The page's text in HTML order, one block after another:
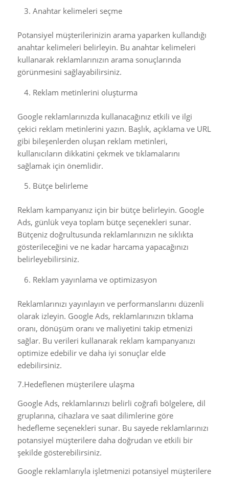
Anahtar kelimeleri seçme
Potansiyel müşterilerinizin arama yaparken kullandığı
anahtar kelimeleri belirleyin. Bu anahtar kelimeleri
kullanarak reklamlarınızın arama sonuçlarında
görünmesini sağlayabilirsiniz.
Reklam metinlerini oluşturma
Google reklamlarınızda kullanacağınız etkili ve ilgi
çekici reklam metinlerini yazın. Başlık, açıklama ve URL
gibi bileşenlerden oluşan reklam metinleri,
kullanıcıların dikkatini çekmek ve tıklamalarını
sağlamak için önemlidir.
Bütçe belirleme
Reklam kampanyanız için bir bütçe belirleyin. Google
Ads, günlük veya toplam bütçe seçenekleri sunar.
Bütçeniz doğrultusunda reklamlarınızın ne sıklıkta
gösterileceğini ve ne kadar harcama yapacağınızı
belirleyebilirsiniz.
Reklam yayınlama ve optimizasyon
Reklamlarınızı yayınlayın ve performanslarını düzenli
olarak izleyin. Google Ads, reklamlarınızın tıklama
oranı, dönüşüm oranı ve maliyetini takip etmenizi
sağlar. Bu verileri kullanarak reklam kampanyanızı
optimize edebilir ve daha iyi sonuçlar elde
edebilirsiniz.
7.Hedeflenen müşterilere ulaşma
Google Ads, reklamlarınızı belirli coğrafi bölgelere, dil
gruplarına, cihazlara ve saat dilimlerine göre
hedefleme seçenekleri sunar. Bu sayede reklamlarınızı
potansiyel müşterilere daha doğrudan ve etkili bir
şekilde gösterebilirsiniz.
Google reklamlarıyla işletmenizi potansiyel müşterilere